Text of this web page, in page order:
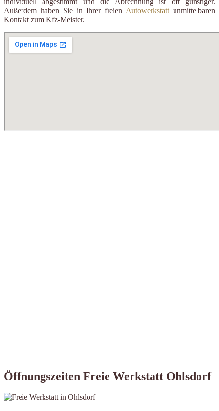
individuell abgestimmt und die Abrechnung ist oft günstiger.
Außerdem haben Sie in Ihrer freienAutowerkstattunmittelbaren
Kontakt zum Kfz-Meister.
Öffnungszeiten Freie Werkstatt Ohlsdorf